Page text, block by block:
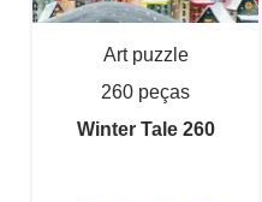
Art puzzle
260 peças
Winter Tale 260